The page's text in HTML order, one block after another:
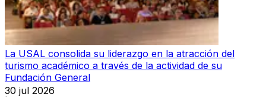
La USAL consolida su liderazgo en la atracción del
turismo académico a través de la actividad de su
Fundación General
30 jul 2026